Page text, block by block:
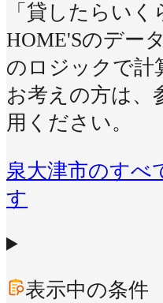
「貸したらい
HOME'Sのデー
のロジックで計
お考えの方は、
用ください。
泉大津市のすべ
す
表示中の条件